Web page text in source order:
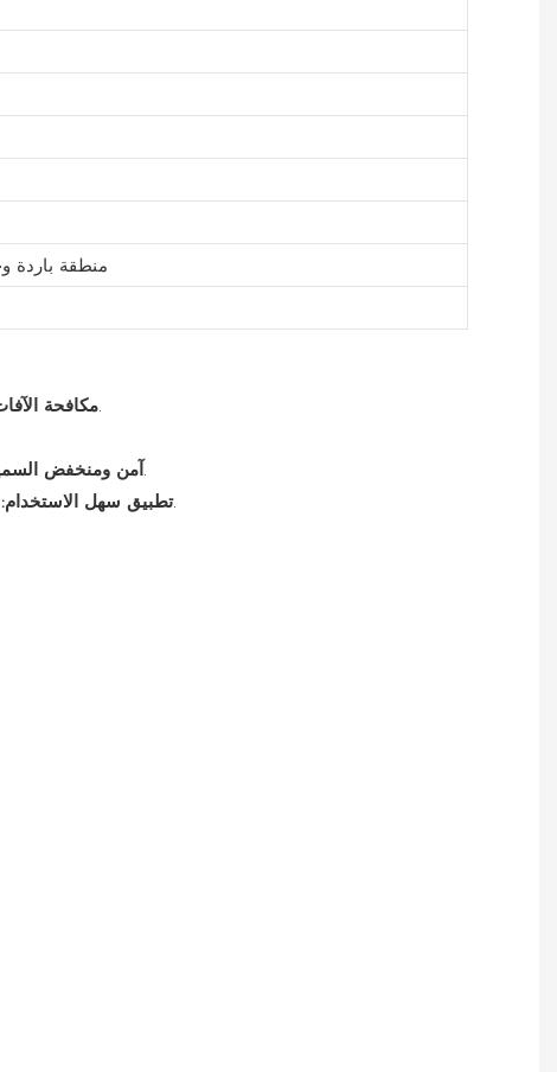
منطقة باردة
مكافحةيستهدف مجموعة واسعة من الآفات الحشرية بما في ذلك النمل الأبيض والبراغيث والذباب والبعوض والصراصير.
آمن ومنخفضتركيبة منخفضة السمية توفر السلامة للمستخدمين وتقلل من التأثير البيئي، بما يتماشى مع الممارسات الزراعية المستدامة.
تطبيق سهل الاستخدام:تركيبة مركزة معلقة سهلة الاستخدام تضمن تغطية متساوية، وتماسك أفضل مع أسطح النباتات، ونتائج موثوقة لمكافحة الآفات.